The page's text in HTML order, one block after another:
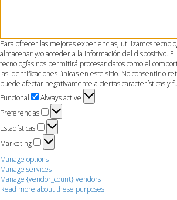
Para ofrecer las mejores experiencias, utilizamos
almacenar y/o acceder a la información del dispositivo.
tecnologías nos permitirá procesar datos como el
las identificaciones únicas en este sitio. No consentir o
puede afectar negativamente a ciertas características y
Funcional
Funcional
Always active
Preferencias
Preferencias
Estadísticas
Estadísticas
Marketing
Marketing
Manage options
Manage services
Manage {vendor_count} vendors
Read more about these purposes